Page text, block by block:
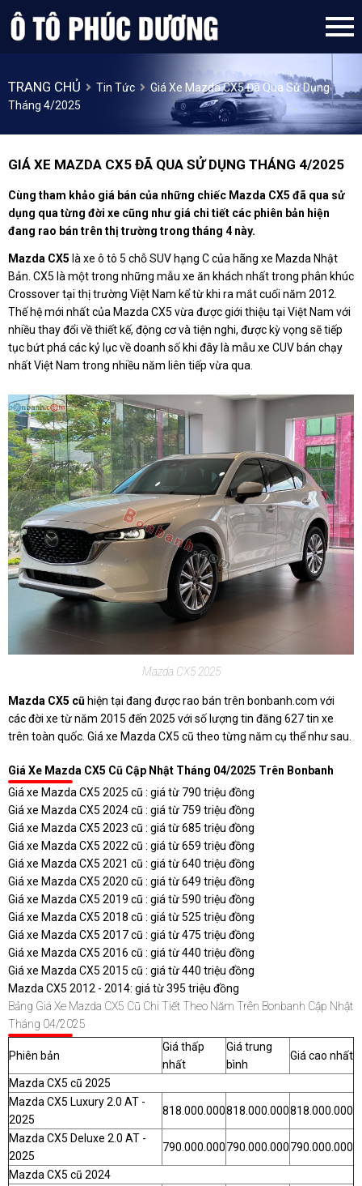
TRANG CHỦ Tin Tức
Giá Xe Mazda CX5 Đã Qua Sử Dụng
Tháng 4/2025
GIÁ XE MAZDA CX5 ĐÃ QUA SỬ DỤNG THÁNG 4/2025
Cùng tham khảo giá bán của những chiếc Mazda CX5 đã qua sử
dụng qua từng đời xe cũng như giá chi tiết các phiên bản hiện
đang rao bán trên thị trường trong tháng 4 này.
Mazda CX5 là xe ô tô 5 chỗ SUV hạng C của hãng xe Mazda Nhật
Bản. CX5 là một trong những mẫu xe ăn khách nhất trong phân khúc
Crossover tại thị trường Việt Nam kể từ khi ra mắt cuối năm 2012.
Thế hệ mới nhất của Mazda CX5 vừa được giới thiệu tại Việt Nam với
nhiều thay đổi về thiết kế, động cơ và tiện nghi, được kỳ vọng sẽ tiếp
tục bứt phá các kỷ lục về doanh số khi đây là mẫu xe CUV bán chạy
nhất Việt Nam trong nhiều năm liên tiếp vừa qua.
Mazda CX5 2025
Mazda CX5 cũ hiện tại đang được rao bán trên bonbanh.com với
các đời xe từ năm 2015 đến 2025 với số lượng tin đăng 627 tin xe
trên toàn quốc. Giá xe Mazda CX5 cũ theo từng năm cụ thể như sau.
Giá Xe Mazda CX5 Cũ Cập Nhật Tháng 04/2025 Trên Bonbanh
Giá xe Mazda CX5 2025 cũ : giá từ 790 triệu đồng
Giá xe Mazda CX5 2024 cũ : giá từ 759 triệu đồng
Giá xe Mazda CX5 2023 cũ : giá từ 685 triệu đồng
Giá xe Mazda CX5 2022 cũ : giá từ 659 triệu đồng
Giá xe Mazda CX5 2021 cũ : giá từ 640 triệu đồng
Giá xe Mazda CX5 2020 cũ : giá từ 649 triệu đồng
Giá xe Mazda CX5 2019 cũ : giá từ 590 triệu đồng
Giá xe Mazda CX5 2018 cũ : giá từ 525 triệu đồng
Giá xe Mazda CX5 2017 cũ : giá từ 475 triệu đồng
Giá xe Mazda CX5 2016 cũ : giá từ 440 triệu đồng
Giá xe Mazda CX5 2015 cũ : giá từ 440 triệu đồng
Mazda CX5 2012 - 2014: giá từ 395 triệu đồng
Bảng Giá Xe Mazda CX5 Cũ Chi Tiết Theo Năm Trên Bonbanh Cập Nhật
Tháng 04/2025
Phiên bản
Giá thấp
nhất
Giá trung
bình
Giá cao nhất
Mazda CX5 cũ 2025
Mazda CX5 Luxury 2.0 AT -
2025
818.000.000818.000.000818.000.000
Mazda CX5 Deluxe 2.0 AT -
2025
790.000.000790.000.000790.000.000
Mazda CX5 cũ 2024